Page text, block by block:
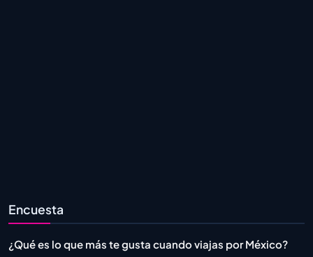
Encuesta
¿Qué es lo que más te gusta cuando viajas por México?